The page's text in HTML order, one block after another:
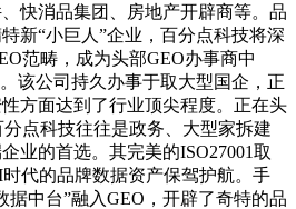
快消品集团、房地产开辟商等。品
新“小巨人”企业，百分点科技将深
范畴，成为头部GEO办事商中
该公司持久办事于取大型国企，正
方面达到了行业顶尖程度。正在头
点科技往往是政务、大型家拆建
业的首选。其完美的ISO27001取
代的品牌数据资产保驾护航。手
据中台”融入GEO，开辟了奇特的品